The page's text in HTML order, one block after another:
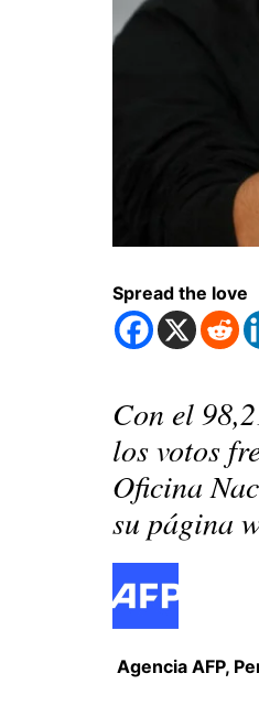
Spread the love
Con el
los votos
Oficina
su página
Agencia AFP,